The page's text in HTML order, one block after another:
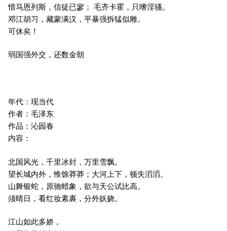
惜马恩列斯，信徒已寥； 毛齐卡霍，只嗜淫骚。
邓江胡习，藏蒙满汉，平暴强拆猛似雕。
可休矣！
弱国强外交，还数金朝
年代：现当代
作者：毛泽东
作品：沁园春
内容：
北国风光，千里冰封，万里雪飘。
望长城内外，惟馀莽莽；大河上下，顿失滔滔。
山舞银蛇，原驰蜡象，欲与天公试比高。
须晴日，看红妆素裹，分外妖娆。
江山如此多娇，